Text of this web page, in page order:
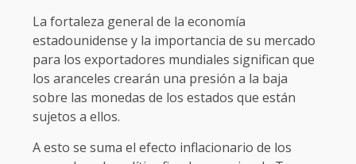
La fortaleza general de la economía
estadounidense y la importancia de su mercado
para los exportadores mundiales significan que
los aranceles crearán una presión a la baja
sobre las monedas de los estados que están
sujetos a ellos.
A esto se suma el efecto inflacionario de los